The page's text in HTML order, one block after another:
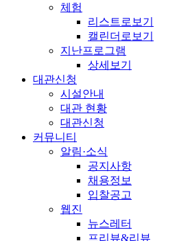
체험
리스트로보기
캘린더로보기
지난프로그램
상세보기
대관신청
시설안내
대관 현황
대관신청
커뮤니티
알림·소식
공지사항
채용정보
입찰공고
웹진
뉴스레터
프리뷰&리뷰